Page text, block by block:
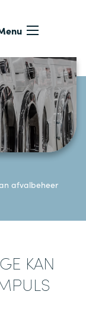
afvalbeheer
KAN